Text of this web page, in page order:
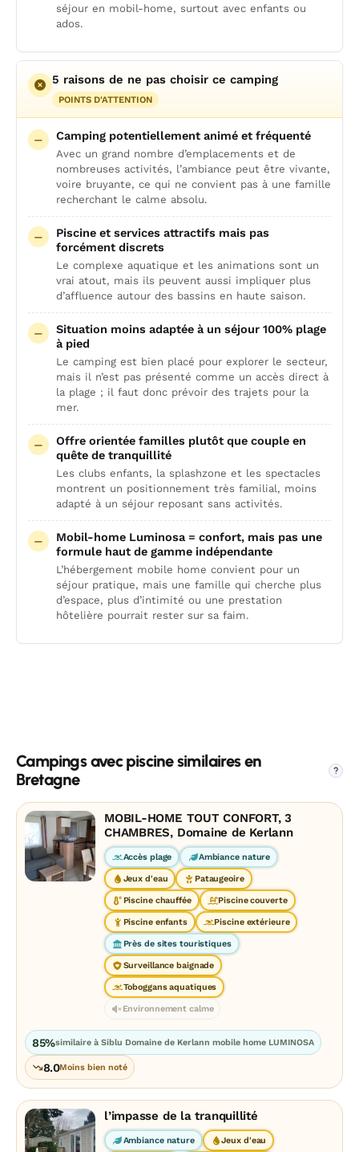
séjour en mobil-home, surtout avec enfants ou
ados.
5 raisons de ne pas choisir ce camping
POINTS D'ATTENTION
Camping potentiellement animé et fréquenté
Avec un grand nombre d’emplacements et de
nombreuses activités, l’ambiance peut être vivante,
voire bruyante, ce qui ne convient pas à une famille
recherchant le calme absolu.
Piscine et services attractifs mais pas
forcément discrets
Le complexe aquatique et les animations sont un
vrai atout, mais ils peuvent aussi impliquer plus
d’affluence autour des bassins en haute saison.
Situation moins adaptée à un séjour 100% plage
à pied
Le camping est bien placé pour explorer le secteur,
mais il n’est pas présenté comme un accès direct à
la plage ; il faut donc prévoir des trajets pour la
mer.
Offre orientée familles plutôt que couple en
quête de tranquillité
Les clubs enfants, la splashzone et les spectacles
montrent un positionnement très familial, moins
adapté à un séjour reposant sans activités.
Mobil-home Luminosa = confort, mais pas une
formule haut de gamme indépendante
L’hébergement mobile home convient pour un
séjour pratique, mais une famille qui cherche plus
d’espace, plus d’intimité ou une prestation
hôtelière pourrait rester sur sa faim.
Campings avec piscine similaires en
Bretagne
?
MOBIL-HOME TOUT CONFORT, 3
CHAMBRES, Domaine de Kerlann
Accès plage Ambiance nature
Jeux d'eau Pataugeoire
Piscine chauffée Piscine couverte
Piscine enfants Piscine extérieure
Près de sites touristiques
Surveillance baignade
Toboggans aquatiques
Environnement calme
85%similaire à Siblu Domaine de Kerlann mobile home LUMINOSA
8.0Moins bien noté
l’impasse de la tranquillité
Ambiance nature Jeux d'eau